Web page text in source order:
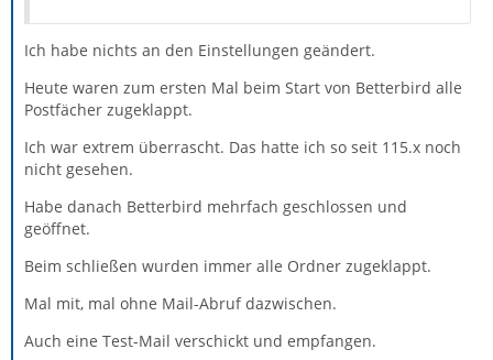
Ich habe nichts an den Einstellungen geändert.
Heute waren zum ersten Mal beim Start von Betterbird alle
Postfächer zugeklappt.
Ich war extrem überrascht. Das hatte ich so seit 115.x noch
nicht gesehen.
Habe danach Betterbird mehrfach geschlossen und
geöffnet.
Beim schließen wurden immer alle Ordner zugeklappt.
Mal mit, mal ohne Mail-Abruf dazwischen.
Auch eine Test-Mail verschickt und empfangen.